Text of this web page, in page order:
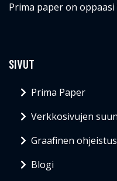
Prima paper on
SIVUT
Prima Paper
Verkkosivujen
Graafinen ohjeistus
Blogi